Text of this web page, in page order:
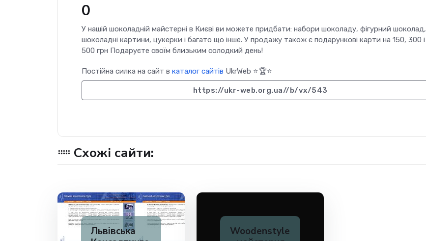
0
У нашій шоколадній майстерні в Києві ви можете придбати: набори шоколаду, фігурний шоколад,
шоколадні картини, цукерки і багато що інше. У продажу також є подарункові карти на 150, 300 і
500 грн Подаруєте своїм близьким солодкий день!
Постійна силка на сайт в каталог сайтів UkrWeb ⭐🏆⭐
https://ukr-web.org.ua//b/vx/543
Схожі сайти:
Львівська
Woodenstyle